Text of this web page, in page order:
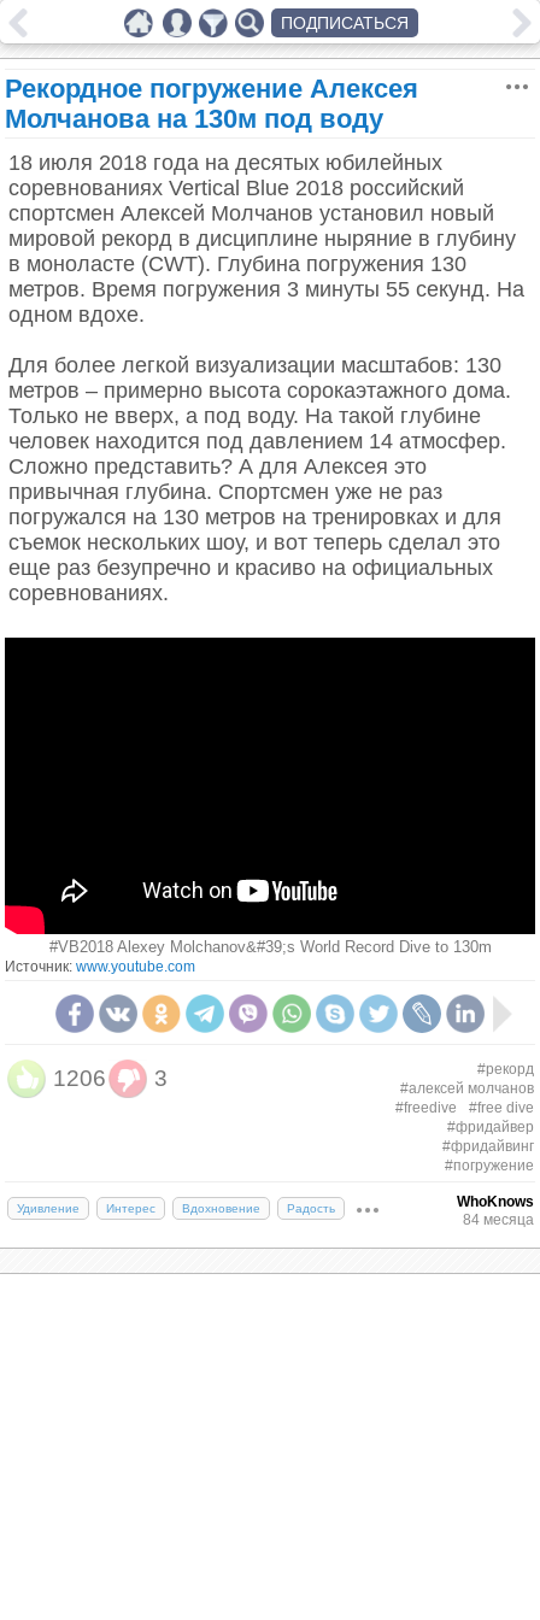
Рекордное погружение Алексея
Молчанова на 130м под воду
18 июля 2018 года на десятых юбилейных
соревнованиях Vertical Blue 2018 российский
спортсмен Алексей Молчанов установил новый
мировой рекорд в дисциплине ныряние в глубину
в моноласте (CWT). Глубина погружения 130
метров. Время погружения 3 минуты 55 секунд. На
одном вдохе.
Для более легкой визуализации масштабов: 130
метров – примерно высота сорокаэтажного дома.
Только не вверх, а под воду. На такой глубине
человек находится под давлением 14 атмосфер.
Сложно представить? А для Алексея это
привычная глубина. Спортсмен уже не раз
погружался на 130 метров на тренировках и для
съемок нескольких шоу, и вот теперь сделал это
еще раз безупречно и красиво на официальных
соревнованиях.
#VB2018 Alexey Molchanov&#39;s World Record Dive to 130m
Источник: www.youtube.com
1206 3
#рекорд
#алексей молчанов
#freedive
#free dive
#фридайвер
#фридайвинг
#погружение
Удивление Интерес Вдохновение Радость
WhoKnows
84 месяца
ПОДПИСАТЬСЯ